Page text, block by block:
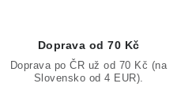
Doprava od 70 Kč
Doprava po ČR už od 70 Kč (na
Slovensko od 4 EUR).